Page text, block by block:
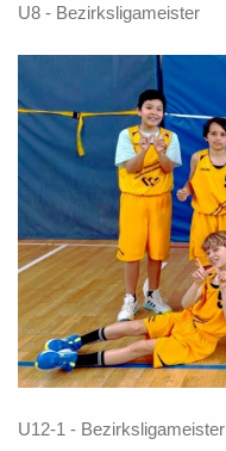
U8 - Bezirksligameister
U12-1 - Bezirksligameister